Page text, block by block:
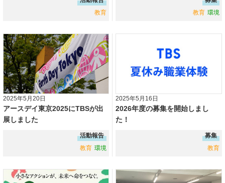
教育
教育 環境
2025年5月20日
アースデイ東京2025にTBSが出
展しました
活動報告
教育 環境
2025年5月16日
2026年度の募集を開始しまし
た！
募集
教育